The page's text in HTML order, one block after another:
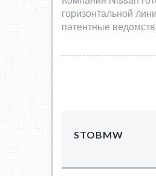
горизонтальной
патентные
STOBMW